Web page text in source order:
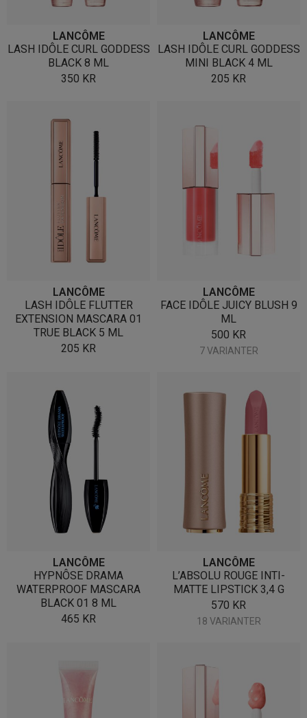
LANCÔME
LASH IDÔLE CURL GODDESS
BLACK 8 ML
350 KR
LANCÔME
LASH IDÔLE CURL GODDESS
MINI BLACK 4 ML
205 KR
LANCÔME
LASH IDÔLE FLUTTER
EXTENSION MASCARA 01
TRUE BLACK 5 ML
205 KR
LANCÔME
FACE IDÔLE JUICY BLUSH 9
ML
500 KR
7 VARIANTER
LANCÔME
HYPNÔSE DRAMA
WATERPROOF MASCARA
BLACK 01 8 ML
465 KR
LANCÔME
L’ABSOLU ROUGE INTI-
MATTE LIPSTICK 3,4 G
570 KR
18 VARIANTER